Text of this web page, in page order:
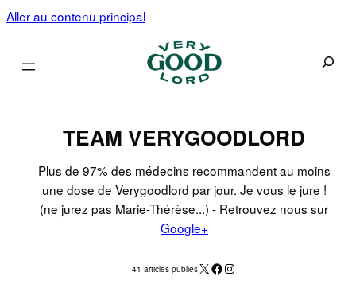
Aller au contenu principal
TEAM VERYGOODLORD
Plus de 97% des médecins recommandent au moins
une dose de Verygoodlord par jour. Je vous le jure !
(ne jurez pas Marie-Thérèse...) - Retrouvez nous sur
Google+
41 articles publiésX Facebook
Instagram